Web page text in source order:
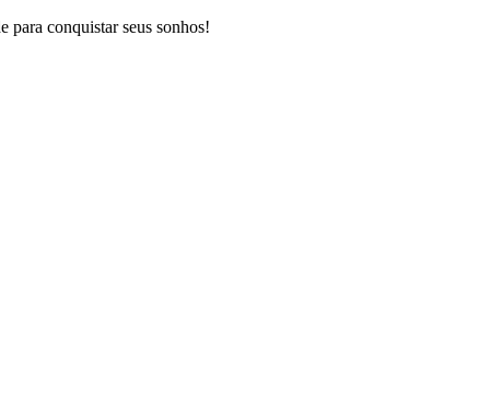
para conquistar seus sonhos!